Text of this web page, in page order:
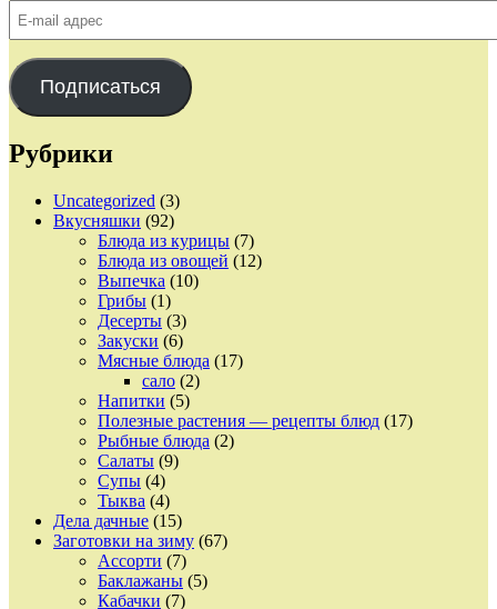
mail
Подписаться
Рубрики
Uncategorized (3)
Вкусняшки (92)
Блюда из курицы (7)
Блюда из овощей (12)
Выпечка (10)
Грибы (1)
Десерты (3)
Закуски (6)
Мясные блюда (17)
сало (2)
Напитки (5)
Полезные растения — рецепты блюд (17)
Рыбные блюда (2)
Салаты (9)
Супы (4)
Тыква (4)
Дела дачные (15)
Заготовки на зиму (67)
Ассорти (7)
Баклажаны (5)
Кабачки (7)